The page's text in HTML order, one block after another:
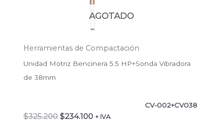
AGOTADO
Herramientas de Compactación
Unidad Motriz Bencinera 5.5 HP+Sonda Vibradora
de 38mm
CV-002+CV038
$325.200 $234.100 + IVA